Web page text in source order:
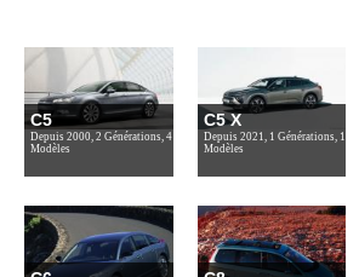
C5
Depuis 2000, 2 Générations, 4
Modèles
C5 X
Depuis 2021, 1 Générations, 1
Modèles